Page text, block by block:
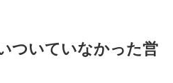
ついていなかった営